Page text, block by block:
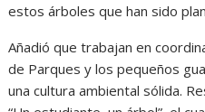
estos árboles que han sido
Añadió que trabajan en
de Parques y los pequeños
una cultura ambiental sólida.